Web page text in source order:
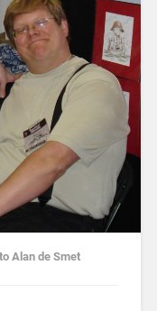
Alan de Smet